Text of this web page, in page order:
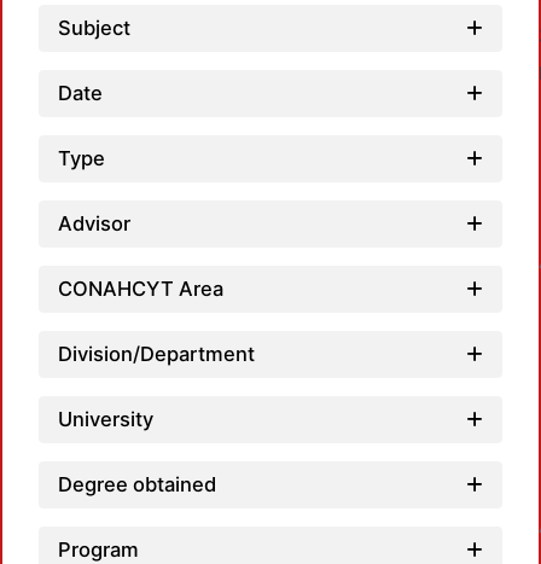
Subject
Date
Type
Advisor
CONAHCYT Area
Division/Department
University
Degree obtained
Program